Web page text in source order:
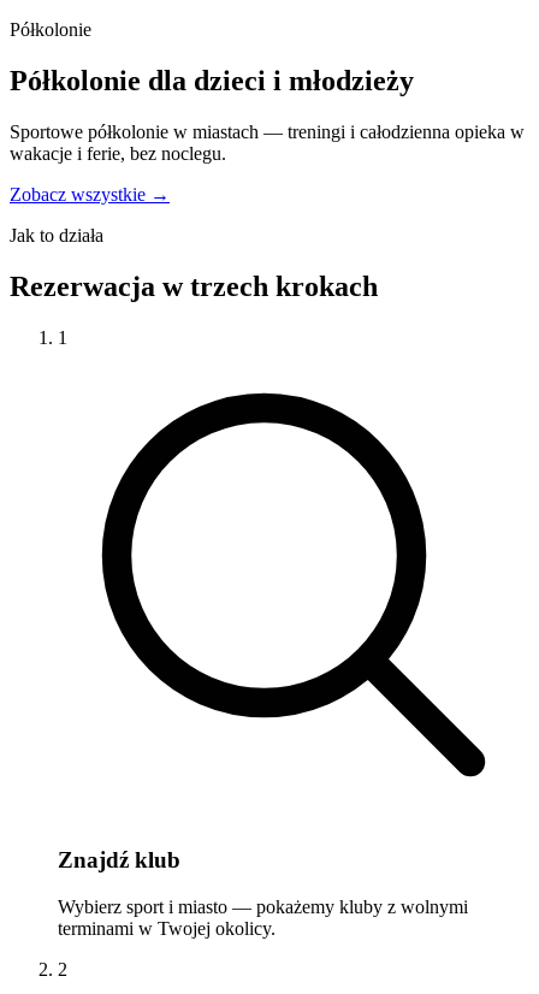
Półkolonie
Półkolonie dla dzieci i młodzieży
Sportowe półkolonie w miastach — treningi i całodzienna opieka w
wakacje i ferie, bez noclegu.
Zobacz wszystkie →
Jak to działa
Rezerwacja w trzech krokach
1
Znajdź klub
Wybierz sport i miasto — pokażemy kluby z wolnymi
terminami w Twojej okolicy.
2